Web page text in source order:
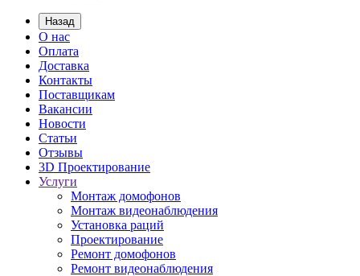
Назад
О нас
Оплата
Доставка
Контакты
Поставщикам
Вакансии
Новости
Статьи
Отзывы
3D Проектирование
Услуги
Монтаж домофонов
Монтаж видеонаблюдения
Установка раций
Проектирование
Ремонт домофонов
Ремонт видеонаблюдения